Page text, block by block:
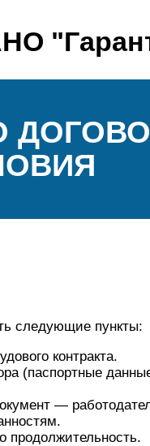
следующие пункты:
контракта.
(паспортные
—
продолжительность.